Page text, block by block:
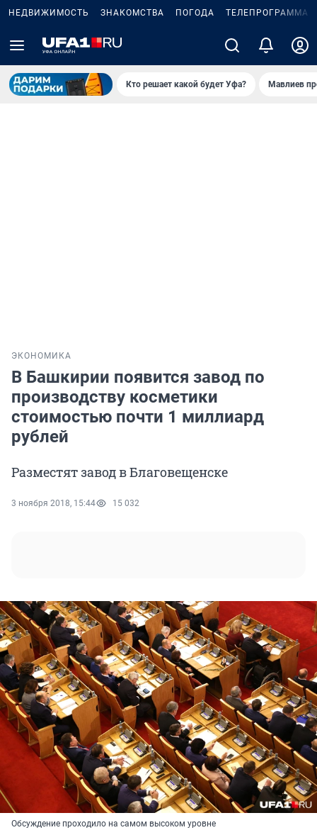
НЕДВИЖИМОСТЬ ЗНАКОМСТВА ПОГОДА ТЕЛЕПРОГРАММА
Кто решает какой будет Уфа? Мавлиев
ЭКОНОМИКА
В Башкирии появится завод по
производству косметики
стоимостью почти 1 миллиард
рублей
Разместят завод в Благовещенске
3 ноября 2018, 15:44 15 032
Обсуждение проходило на самом высоком уровне